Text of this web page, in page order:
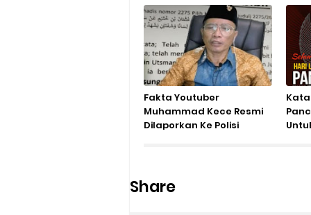
Fakta Youtuber
Muhammad Kece Resmi
Dilaporkan Ke Polisi
Share